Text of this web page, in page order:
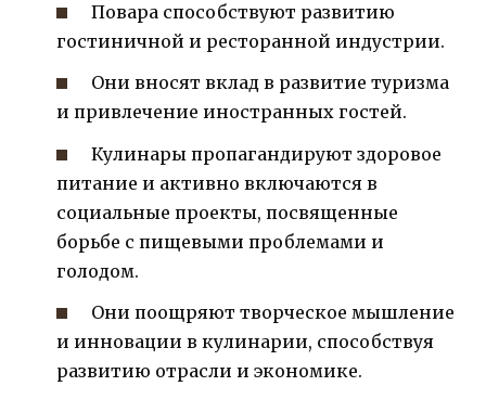
Повара способствуют развитию
гостиничной и ресторанной индустрии.
Они вносят вклад в развитие туризма
и привлечение иностранных гостей.
Кулинары пропагандируют здоровое
питание и активно включаются в
социальные проекты, посвященные
борьбе с пищевыми проблемами и
голодом.
Они поощряют творческое мышление
и инновации в кулинарии, способствуя
развитию отрасли и экономике.